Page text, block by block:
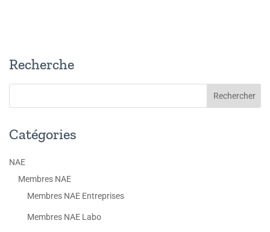
Recherche
Catégories
NAE
Membres NAE
Membres NAE Entreprises
Membres NAE Labo